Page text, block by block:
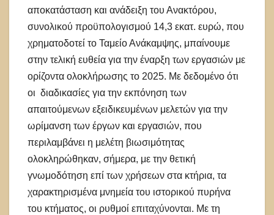
αποκατάσταση και ανάδειξη του Ανακτόρου,
συνολικού προϋπολογισμού 14,3 εκατ. ευρώ, που
χρηματοδοτεί το Ταμείο Ανάκαμψης, μπαίνουμε
στην τελική ευθεία για την έναρξη των εργασιών με
ορίζοντα ολοκλήρωσης το 2025. Με δεδομένο ότι
οι διαδικασίες για την εκπόνηση των
απαιτούμενων εξειδικευμένων μελετών για την
ωρίμανση των έργων και εργασιών, που
περιλαμβάνει η μελέτη βιωσιμότητας
ολοκληρώθηκαν, σήμερα, με την θετική
γνωμοδότηση επί των χρήσεων στα κτήρια, τα
χαρακτηρισμένα μνημεία του ιστορικού πυρήνα
του κτήματος, οι ρυθμοί επιταχύνονται. Με τη